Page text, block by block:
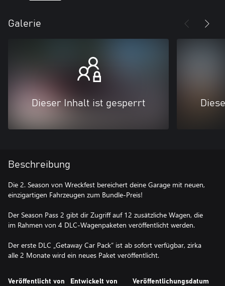
Galerie
Dieser Inhalt ist gesperrt
Beschreibung
Die 2. Season von Wreckfest bereichert deine Garage mit neuen,
einzigartigen Fahrzeugen zum Bundle-Preis!
Der Season Pass 2 gibt dir Zugriff auf 12 zusätzliche Wagen, die
im Rahmen von 4 DLC-Wagenpaketen veröffentlicht werden.
Der erste DLC „Getaway Car Pack“ ist ab sofort verfügbar, zirka
alle 2 Monate wird ein neues Paket veröffentlicht.
Veröffentlicht von Entwickelt von Veröffentlichungsdatum